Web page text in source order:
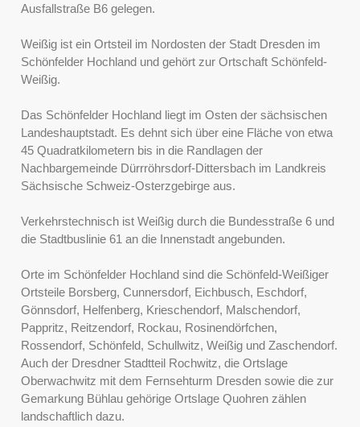
Ausfallstraße B6 gelegen.
Weißig ist ein Ortsteil im Nordosten der Stadt Dresden im
Schönfelder Hochland und gehört zur Ortschaft Schönfeld-
Weißig.
Das Schönfelder Hochland liegt im Osten der sächsischen
Landeshauptstadt. Es dehnt sich über eine Fläche von etwa
45 Quadratkilometern bis in die Randlagen der
Nachbargemeinde Dürrröhrsdorf-Dittersbach im Landkreis
Sächsische Schweiz-Osterzgebirge aus.
Verkehrstechnisch ist Weißig durch die Bundesstraße 6 und
die Stadtbuslinie 61 an die Innenstadt angebunden.
Orte im Schönfelder Hochland sind die Schönfeld-Weißiger
Ortsteile Borsberg, Cunnersdorf, Eichbusch, Eschdorf,
Gönnsdorf, Helfenberg, Krieschendorf, Malschendorf,
Pappritz, Reitzendorf, Rockau, Rosinendörfchen,
Rossendorf, Schönfeld, Schullwitz, Weißig und Zaschendorf.
Auch der Dresdner Stadtteil Rochwitz, die Ortslage
Oberwachwitz mit dem Fernsehturm Dresden sowie die zur
Gemarkung Bühlau gehörige Ortslage Quohren zählen
landschaftlich dazu.